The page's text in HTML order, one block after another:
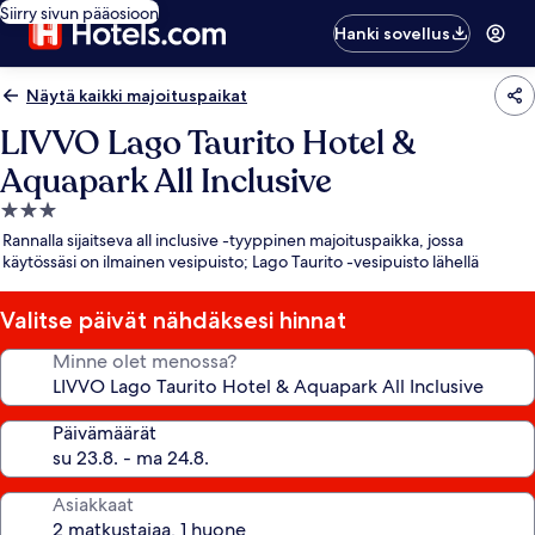
Siirry sivun pääosioon
Hanki sovellus
Näytä kaikki majoituspaikat
LIVVO Lago Taurito Hotel &
Aquapark All Inclusive
3.0
tähden
majoituspaikka
Rannalla sijaitseva all inclusive -tyyppinen majoituspaikka, jossa
käytössäsi on ilmainen vesipuisto; Lago Taurito -vesipuisto lähellä
Valitse päivät nähdäksesi hinnat
Minne olet menossa?
Päivämäärät
Asiakkaat